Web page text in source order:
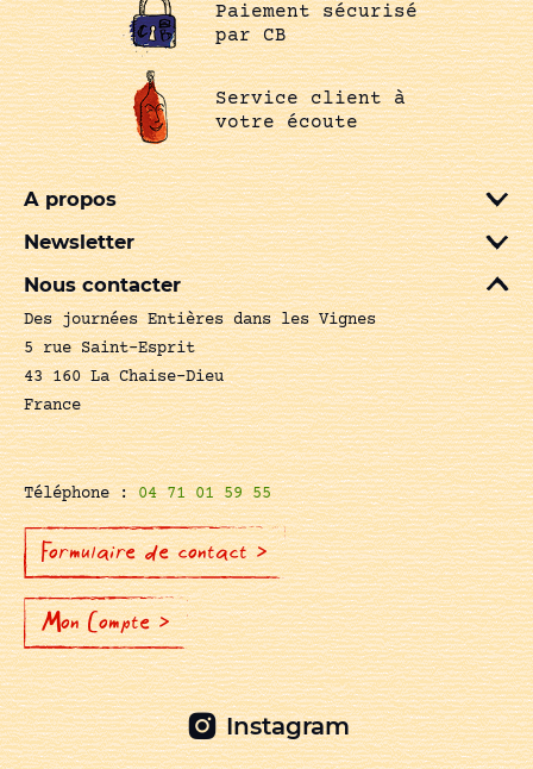
Paiement sécurisé
par CB
Service client à
votre écoute
A propos
Newsletter
Nous contacter
Des journées Entières dans les Vignes
5 rue Saint-Esprit
43 160 La Chaise-Dieu
France
Téléphone :04 71 01 59 55
Formulaire de contact >
Mon Compte >
Instagram